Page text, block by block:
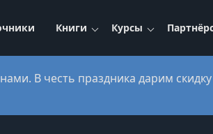
Книги Курсы
В честь праздника дарим